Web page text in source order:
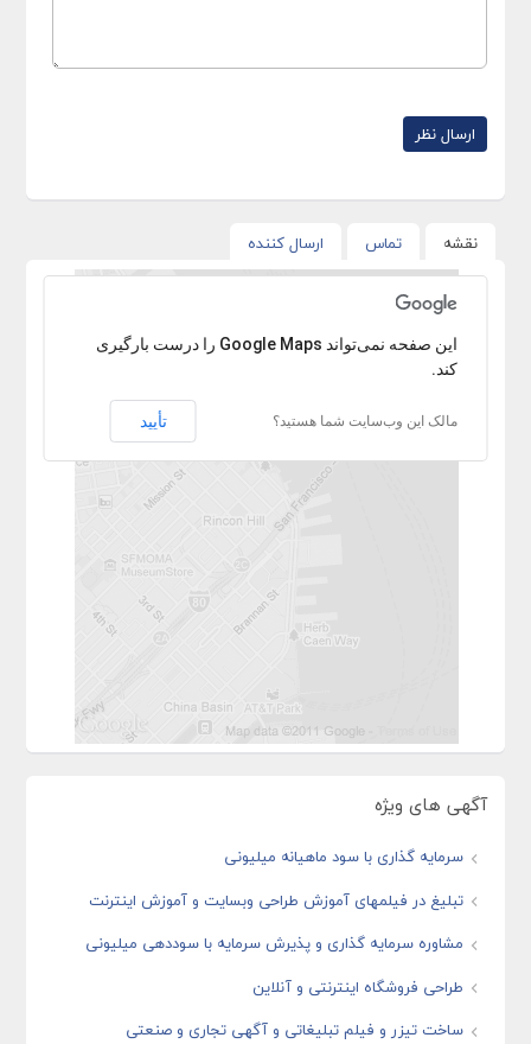
نقشه تماس ارسال کننده
با عرض پوزش آدرس پیدا نشد.‏‫این صفحه نمی‌تواند Google Maps را درست بارگیری
کند.
مالک این وب‌سایت شما هستید؟ تأیید
آگهی های ویژه
سرمایه گذاری با سود ماهیانه میلیونی
تبلیغ در فیلمهای آموزش طراحی وبسایت و آموزش اینترنت
مشاوره سرمایه گذاری و پذیرش سرمایه با سوددهی میلیونی
طراحی فروشگاه اینترنتی و آنلاین
ساخت تیزر و فیلم تبلیغاتی و آگهی تجاری و صنعتی